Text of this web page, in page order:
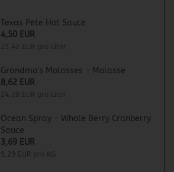
Texas Pete Hot Sauce
4,50 EUR
25,42 EUR pro Liter
Grandma's Molasses - Molasse
8,62 EUR
24,28 EUR pro Liter
Ocean Spray - Whole Berry Cranberry
Sauce
3,69 EUR
9,29 EUR pro KG